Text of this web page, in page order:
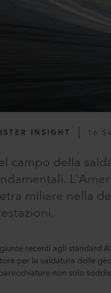
INSIGHT 16
campo della
miliare nella
recenti agli standard
per la saldatura delle
non solo